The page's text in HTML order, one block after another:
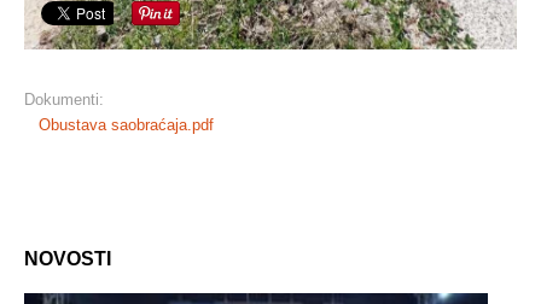
Dokumenti:
Obustava saobraćaja.pdf
NOVOSTI